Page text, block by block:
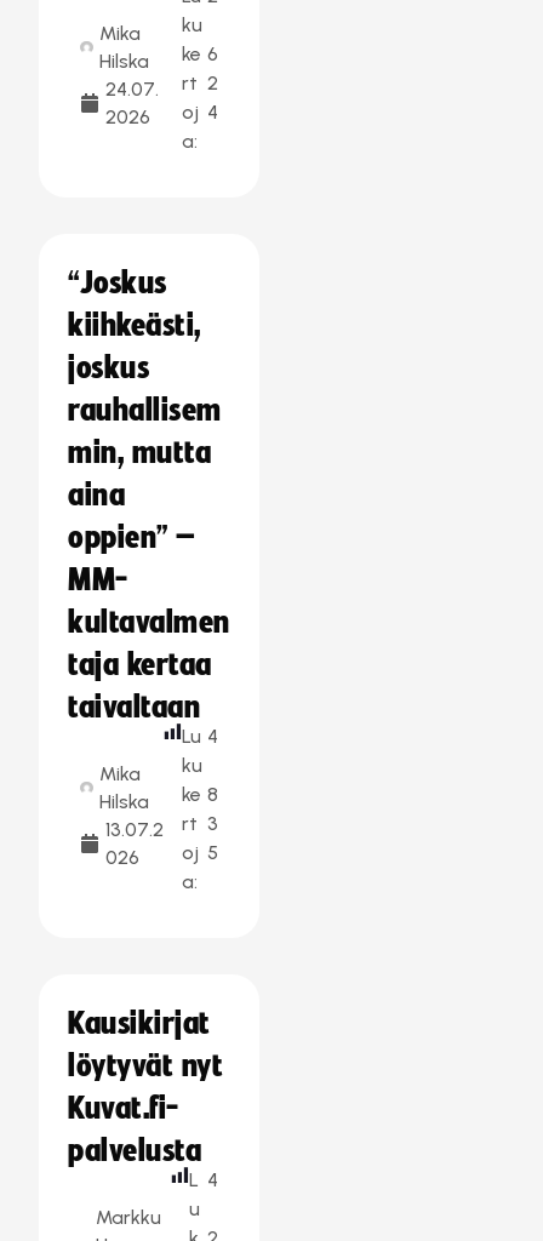
Mika
Hilska
24.07.
2026
ku
ke
rt
oj
a:
6
2
4
“Joskus
kiihkeästi,
joskus
rauhallisem
min, mutta
aina
oppien” –
MM-
kultavalmen
taja kertaa
taivaltaan
Mika
Hilska
13.07.2
026
Lu
ku
ke
rt
oj
a:
4
8
3
5
Kausikirjat
löytyvät nyt
Kuvat.fi-
palvelusta
Markku
L
u
4